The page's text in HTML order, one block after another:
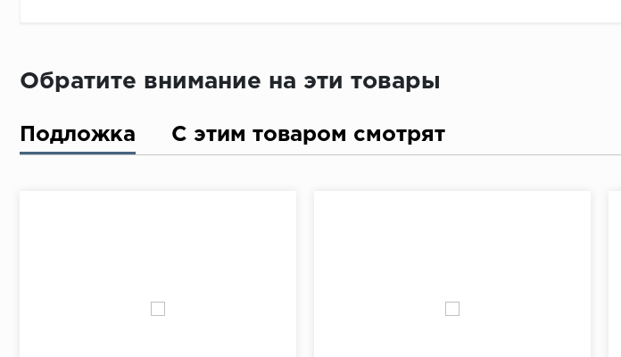
Обратите внимание на эти товары
Подложка С этим товаром смотрят